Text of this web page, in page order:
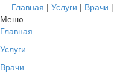
Главная | Услуги | Врачи |
Меню
Главная
Услуги
Врачи